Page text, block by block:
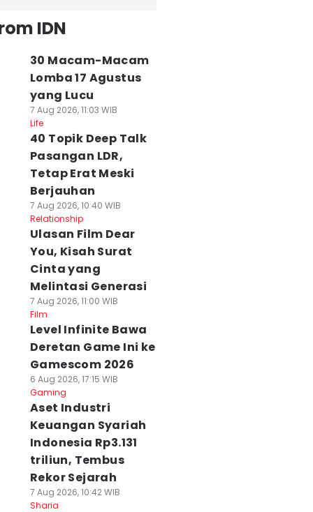
IDN
30 Macam-Macam
Lomba 17 Agustus
yang Lucu
7 Aug 2026, 11:03 WIB
Life
40 Topik Deep Talk
Pasangan LDR,
Tetap Erat Meski
Berjauhan
7 Aug 2026, 10:40 WIB
Relationship
Ulasan Film Dear
You, Kisah Surat
Cinta yang
Melintasi Generasi
7 Aug 2026, 11:00 WIB
Film
Level Infinite Bawa
Deretan Game Ini ke
Gamescom 2026
6 Aug 2026, 17:15 WIB
Gaming
Aset Industri
Keuangan Syariah
Indonesia Rp3.131
triliun, Tembus
Rekor Sejarah
7 Aug 2026, 10:42 WIB
Sharia